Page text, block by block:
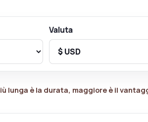
Valuta
lunga è la durata, maggiore è il